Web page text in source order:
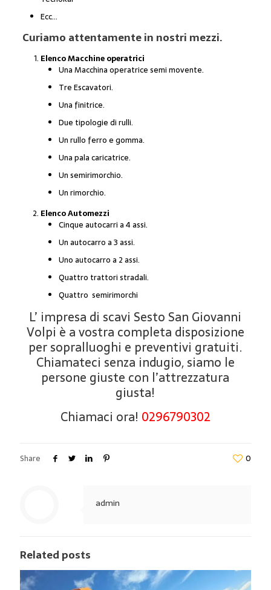
Ecc…
Curiamo attentamente in nostri mezzi.
Elenco Macchine operatrici
Una Macchina operatrice semi movente.
Tre Escavatori.
Una finitrice.
Due tipologie di rulli.
Un rullo ferro e gomma.
Una pala caricatrice.
Un semirimorchio.
Un rimorchio.
Elenco Automezzi
Cinque autocarri a 4 assi.
Un autocarro a 3 assi.
Uno autocarro a 2 assi.
Quattro trattori stradali.
Quattro semirimorchi
L’ impresa di scavi Sesto San Giovanni
Volpi è a vostra completa disposizione
per sopralluoghi e preventivi gratuiti.
Chiamateci senza indugio, siamo le
persone giuste con l’attrezzatura
giusta!
Chiamaci ora! 0296790302
Share 0
admin
Related posts